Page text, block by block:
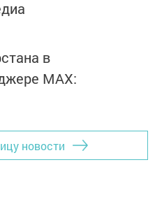
в
MАХ:
новости